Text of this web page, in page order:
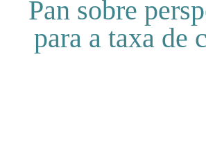
Pan sobre
para a taxa de